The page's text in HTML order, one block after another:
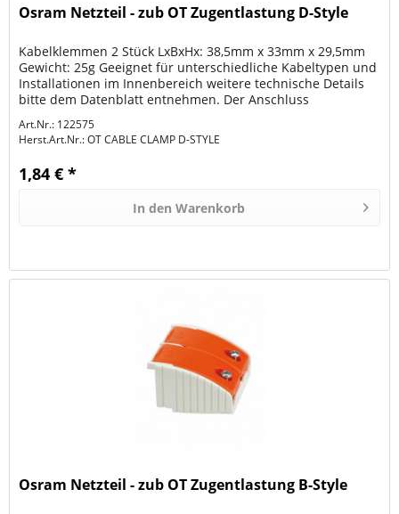
Osram Netzteil - zub OT Zugentlastung D-Style
Kabelklemmen 2 Stück LxBxHx: 38,5mm x 33mm x 29,5mm
Gewicht: 25g Geeignet für unterschiedliche Kabeltypen und
Installationen im Innenbereich weitere technische Details
bitte dem Datenblatt entnehmen. Der Anschluss
Art.Nr.: 122575
Herst.Art.Nr.:OT CABLE CLAMP D-STYLE
1,84 € *
In den Warenkorb
Osram Netzteil - zub OT Zugentlastung B-Style